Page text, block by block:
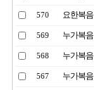
570 요한복음
569 누가복음
568 누가복음
567 누가복음